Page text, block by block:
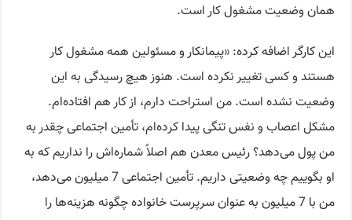
همان وضعیت مشغول کار است.
این کارگر اضافه کرده: «پیمانکار و مسئولین همه مشغول کار
هستند و کسی تغییر نکرده است. هنوز هیچ رسیدگی به این
وضعیت نشده است. من استراحت دارم، از کار هم افتاده‌ام.
مشکل اعصاب و نفس تنگی پیدا کرده‌ام، تأمین اجتماعی چقدر به
من پول می‌دهد؟ رئیس معدن هم اصلاً شماره‌اش را نداریم که به
او بگوییم چه وضعیتی داریم. تأمین اجتماعی 7 میلیون می‌دهد،
من با 7 میلیون به عنوان سرپرست خانواده چگونه هزینه‌ها را